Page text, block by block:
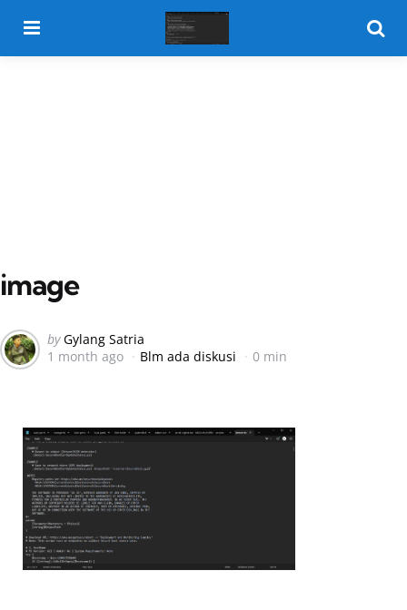
image
Posted
by
by Gylang Satria
1 month ago
Blm ada diskusi 0 min